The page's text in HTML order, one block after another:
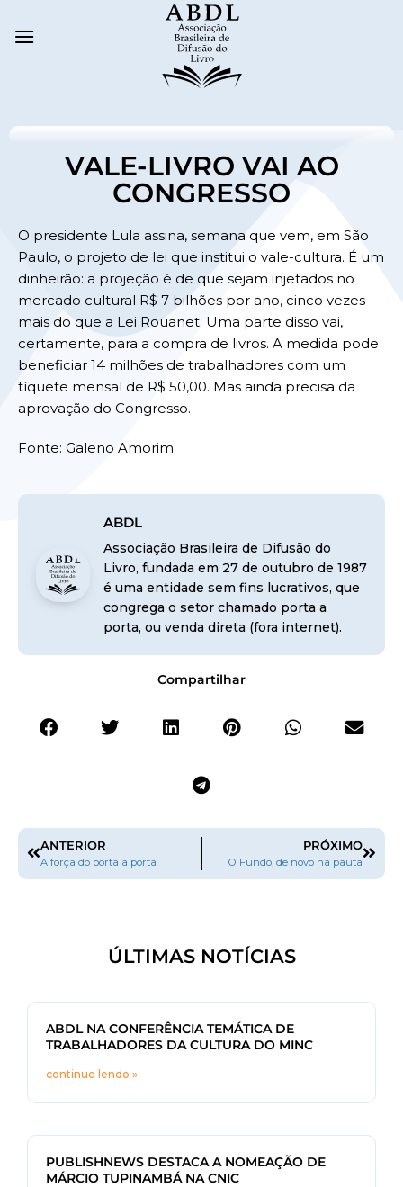
VALE-LIVRO VAI AO
CONGRESSO
O presidente Lula assina, semana que vem, em São
Paulo, o projeto de lei que institui o vale-cultura. É um
dinheirão: a projeção é de que sejam injetados no
mercado cultural R$ 7 bilhões por ano, cinco vezes
mais do que a Lei Rouanet. Uma parte disso vai,
certamente, para a compra de livros. A medida pode
beneficiar 14 milhões de trabalhadores com um
tíquete mensal de R$ 50,00. Mas ainda precisa da
aprovação do Congresso.
Fonte: Galeno Amorim
ABDL
Associação Brasileira de Difusão do
Livro, fundada em 27 de outubro de 1987
é uma entidade sem fins lucrativos, que
congrega o setor chamado porta a
porta, ou venda direta (fora internet).
Compartilhar
ANTERIOR
A força do porta a porta
PRÓXIMO
O Fundo, de novo na pauta
ÚLTIMAS NOTÍCIAS
ABDL NA CONFERÊNCIA TEMÁTICA DE
TRABALHADORES DA CULTURA DO MINC
continue lendo »
PUBLISHNEWS DESTACA A NOMEAÇÃO DE
MÁRCIO TUPINAMBÁ NA CNIC